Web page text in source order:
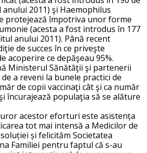
2011) şi Haemophilus
protejează împotriva unor forme
(acesta a fost introdus în 177
anului 2011). Până recent
de succes în ce priveşte
acoperire ce depăşeau 95%.
Ministerul Sănătăţii şi partenerii
a reveni la bunele practici de
de copii vaccinaţi cât şi ca număr
încurajează populaţia să se alăture
acestor eforturi este asistența
tot mai intensă a Medicilor de
și felicităm Societatea
Familiei pentru faptul că s-au